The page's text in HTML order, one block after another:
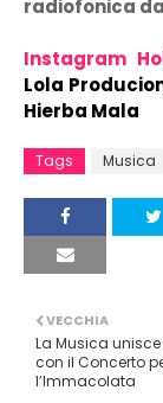
radiofonica
Instagram
Lola
Hierba Mala
Tags Musica
VECCHIA
La Musica unisce
con il Concerto
l’Immacolata